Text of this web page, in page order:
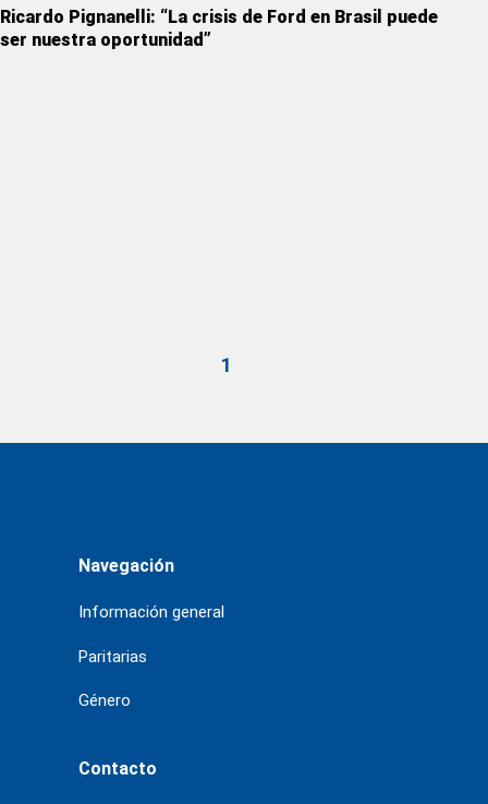
Ricardo Pignanelli: “La crisis de Ford en Brasil puede
ser nuestra oportunidad”
1
Navegación
Información general
Paritarias
Género
Contacto